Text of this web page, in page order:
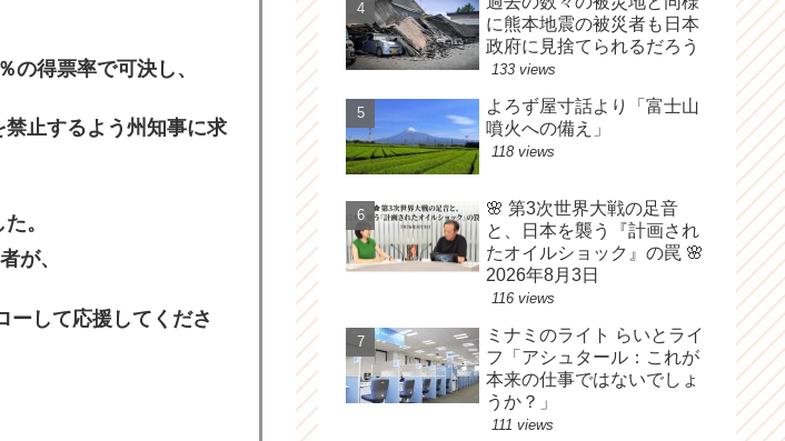
の得票率で可決し、
止するよう州知事に求
。
が、
ーして応援してくださ
に熊本地震の被災者も日本
政府に見捨てられるだろう
133 views
よろず屋寸話より「富士山
噴火への備え」
118 views
🌸 第3次世界大戦の足音
と、日本を襲う『計画され
たオイルショック』の罠 🌸
2026年8月3日
116 views
ミナミのライト らいとライ
フ「アシュタール：これが
本来の仕事ではないでしょ
うか？」
111 views